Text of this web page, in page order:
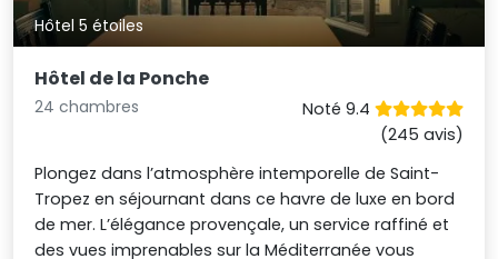
Hôtel 5 étoiles
Hôtel de la Ponche
24 chambres
Noté 9.4
(245 avis)
Plongez dans l’atmosphère intemporelle de Saint-
Tropez en séjournant dans ce havre de luxe en bord
de mer. L’élégance provençale, un service raffiné et
des vues imprenables sur la Méditerranée vous